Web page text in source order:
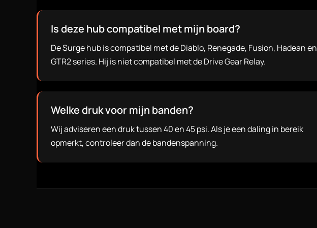
Is deze hub compatibel met mijn board?
De Surge hub is compatibel met de Diablo, Renegade, Fusion, Hadean en
GTR2 series. Hij is niet compatibel met de Drive Gear Relay.
Welke druk voor mijn banden?
Wij adviseren een druk tussen 40 en 45 psi. Als je een daling in bereik
opmerkt, controleer dan de bandenspanning.